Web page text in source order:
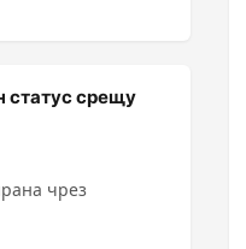
статус срещу
чрез